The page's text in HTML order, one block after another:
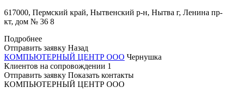
617000, Пермский край, Нытвенский р-н, Нытва г, Ленина пр-
кт, дом № 36 8
Подробнее
Отправить заявку Назад
КОМПЬЮТЕРНЫЙ ЦЕНТР ООО Чернушка
Клиентов на сопровождении 1
Отправить заявку Показать контакты
КОМПЬЮТЕРНЫЙ ЦЕНТР ООО